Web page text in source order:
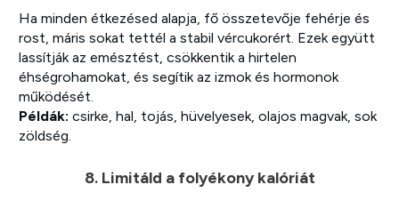
Ha minden étkezésed alapja, fő összetevője fehérje és
rost, máris sokat tettél a stabil vércukorért. Ezek együtt
lassítják az emésztést, csökkentik a hirtelen
éhségrohamokat, és segítik az izmok és hormonok
működését.
Példák: csirke, hal, tojás, hüvelyesek, olajos magvak, sok
zöldség.
8. Limitáld a folyékony kalóriát